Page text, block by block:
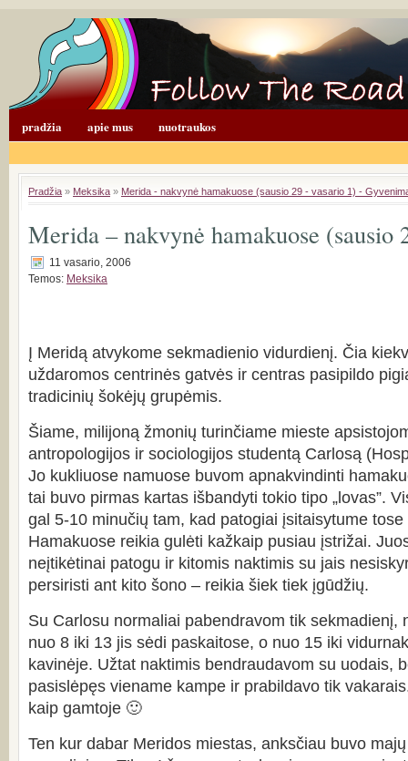
pradžia apie mus nuotraukos
Pradžia » Meksika » Merida - nakvynė hamakuose (sausio 29 - vasario 1) -
Merida – nakvynė hamakuose (sausio
11 vasario, 2006
Temos: Meksika
Į Meridą atvykome sekmadienio vidurdienį. Čia
uždaromos centrinės gatvės ir centras pasipildo
tradicinių šokėjų grupėmis.
Šiame, milijoną žmonių turinčiame mieste
antropologijos ir sociologijos studentą Carlosą
Jo kukliuose namuose buvom apnakvindinti
tai buvo pirmas kartas išbandyti tokio tipo „lovas”.
gal 5-10 minučių tam, kad patogiai įsitaisytume
Hamakuose reikia gulėti kažkaip pusiau įstrižai.
neįtikėtinai patogu ir kitomis naktimis su jais
persiristi ant kito šono – reikia šiek tiek įgūdžių.
Su Carlosu normaliai pabendravom tik sekmadienį,
nuo 8 iki 13 jis sėdi paskaitose, o nuo 15 iki
kavinėje. Užtat naktimis bendraudavom su uodais,
pasislėpęs viename kampe ir prabildavo tik
kaip gamtoje 🙂
Ten kur dabar Meridos miestas, anksčiau buvo